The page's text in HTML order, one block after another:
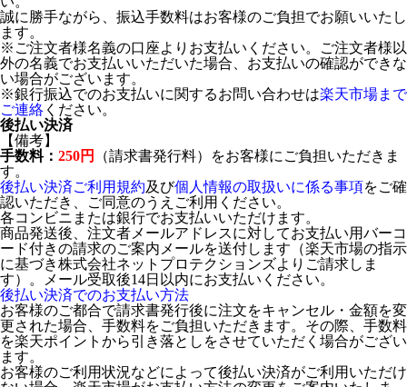
誠に勝手ながら、振込手数料はお客様のご負担でお願いいたし
ます。
※ご注文者様名義の口座よりお支払いください。ご注文者様以
外の名義でお支払いいただいた場合、お支払いの確認ができな
い場合がございます。
※銀行振込でのお支払いに関するお問い合わせは楽天市場まで
ご連絡 ください。
後払い決済
【備考】
手数料： 250円
（請求書発行料）をお客様にご負担いただきま
す。
後払い決済ご利用規約及び個人情報の取扱いに係る事項をご確
認いただき、ご同意のうえご利用ください。
各コンビニまたは銀行でお支払いいただけます。
商品発送後、注文者メールアドレスに対してお支払い用バーコ
ード付きの請求のご案内メールを送付します（楽天市場の指示
に基づき株式会社ネットプロテクションズよりご請求しま
す）。メール受取後14日以内にお支払いください。
後払い決済でのお支払い方法
お客様のご都合で請求書発行後に注文をキャンセル・金額を変
更された場合、手数料をご負担いただきます。その際、手数料
を楽天ポイントから引き落としをさせていただく場合がござい
ます。
お客様のご利用状況などによって後払い決済がご利用いただけ